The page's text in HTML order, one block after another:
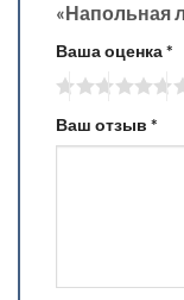
«Напольная
Ваша оценка*
Ваш отзыв *